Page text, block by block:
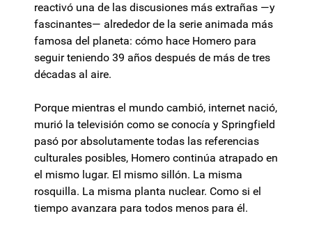
reactivó una de las discusiones más extrañas —y
fascinantes— alrededor de la serie animada más
famosa del planeta: cómo hace Homero para
seguir teniendo 39 años después de más de tres
décadas al aire.
Porque mientras el mundo cambió, internet nació,
murió la televisión como se conocía y Springfield
pasó por absolutamente todas las referencias
culturales posibles, Homero continúa atrapado en
el mismo lugar. El mismo sillón. La misma
rosquilla. La misma planta nuclear. Como si el
tiempo avanzara para todos menos para él.